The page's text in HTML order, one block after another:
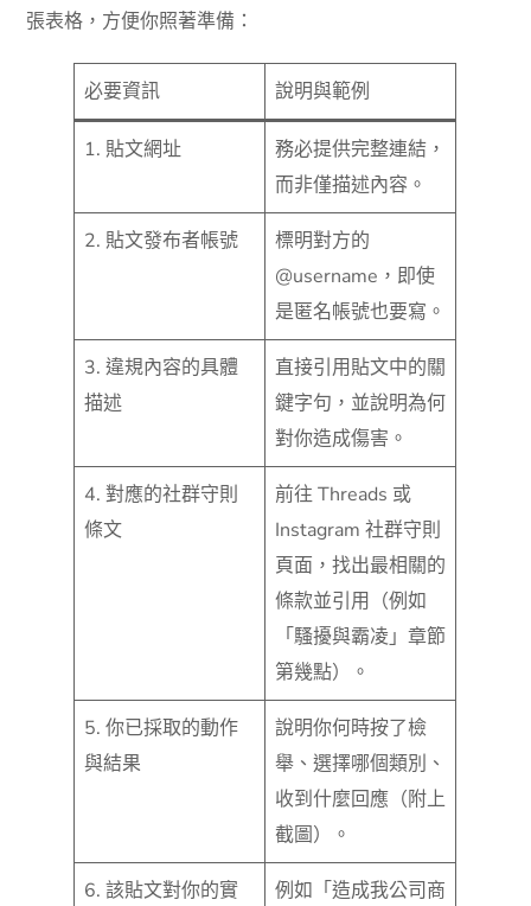
張表格，方便你照著準備：
必要資訊 說明與範例
1. 貼文網址
務必提供完整連結，
而非僅描述內容。
2. 貼文發布者帳號
標明對方的
@username，即使
是匿名帳號也要寫。
3. 違規內容的具體
描述
直接引用貼文中的關
鍵字句，並說明為何
對你造成傷害。
4. 對應的社群守則
條文
前往 Threads 或
Instagram 社群守則
頁面，找出最相關的
條款並引用（例如
「騷擾與霸凌」章節
第幾點）。
5. 你已採取的動作
與結果
說明你何時按了檢
舉、選擇哪個類別、
收到什麼回應（附上
截圖）。
6. 該貼文對你的實 例如「造成我公司商